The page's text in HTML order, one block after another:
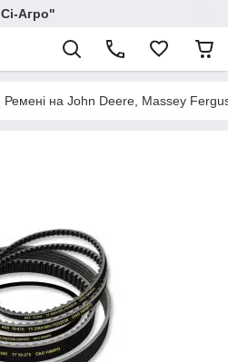
Агро"
Ремені на John Deere, Massey